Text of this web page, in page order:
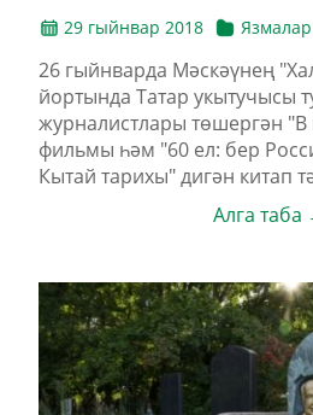
29 гыйнвар 2018 Язмалар
26 гыйнварда Мәскәүнең
йортында Татар укытучысы
журналистлары төшергән "В
фильмы һәм "60 ел: бер
Кытай тарихы" дигән китап
Алга таба